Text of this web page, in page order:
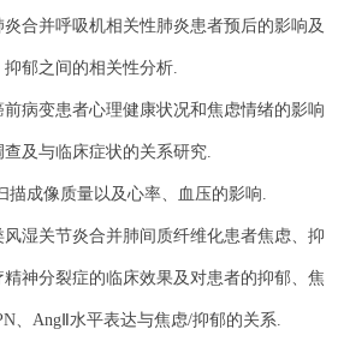
合并呼吸机相关性肺炎患者预后的影响及
郁之间的相关性分析.
病变患者心理健康状况和焦虑情绪的影响
及与临床症状的关系研究.
描成像质量以及心率、血压的影响.
湿关节炎合并肺间质纤维化患者焦虑、抑
.
神分裂症的临床效果及对患者的抑郁、焦
、AngⅡ水平表达与焦虑/抑郁的关系.